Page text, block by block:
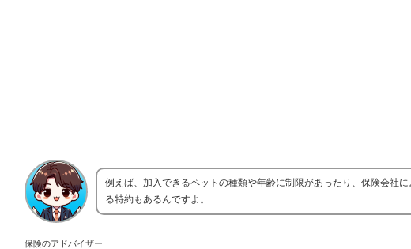
保険のアドバイザー
例えば、加入できるペットの種類や年齢に制限があったり、保険会社
る特約もあるんですよ。